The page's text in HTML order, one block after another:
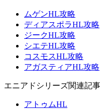
ムゲンHL攻略
ディアスポラHL攻略
ジークHL攻略
シエテHL攻略
コスモスHL攻略
アガスティアHL攻略
エニアドシリーズ関連記事
アトゥムHL